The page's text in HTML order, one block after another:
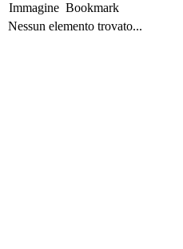
Immagine Bookmark
Nessun elemento trovato...